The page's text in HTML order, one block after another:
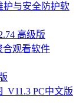
护与安全防护软
高级版
合观看软件
_V11.3 PC中文版